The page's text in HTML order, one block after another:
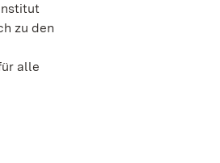
zu den
alle